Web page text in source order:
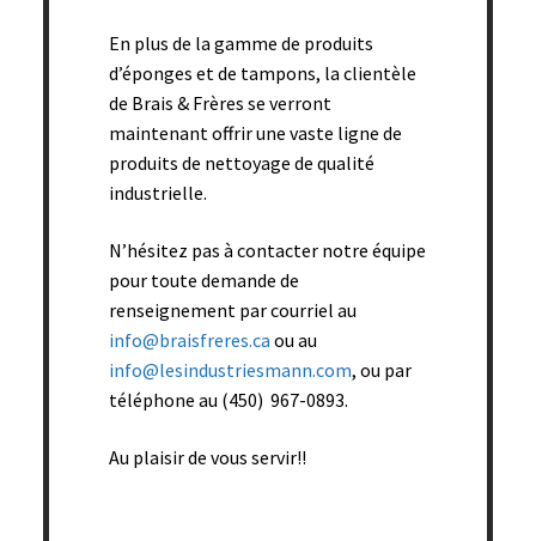
Éponge rude blanche ronde – 3 3/8’’ diam. x 1’’ épais (vrac)
– 600/bte
Add to cart
En plus de la gamme de produits
d’éponges et de tampons, la clientèle
de Brais & Frères se verront
maintenant offrir une vaste ligne de
produits de nettoyage de qualité
industrielle.
N’hésitez pas à contacter notre équipe
pour toute demande de
renseignement par courriel au
info@braisfreres.ca ou au
info@lesindustriesmann.com, ou par
téléphone au (450) 967-0893.
Au plaisir de vous servir!!